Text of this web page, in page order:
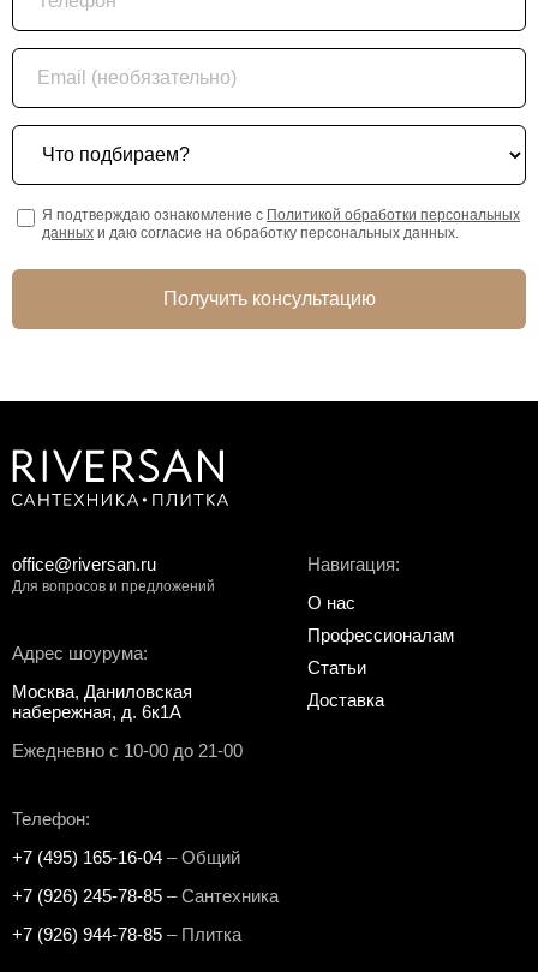
Email (необязательно)
Что подбираем?
Я подтверждаю ознакомление с Политикой обработки персональных
данных и даю согласие на обработку персональных данных.
Получить консультацию
Адрес шоурума:
Москва, Даниловская
набережная, д. 6к1А
Ежедневно с 10-00 до 21-00
Телефон:
+7 (495) 165-16-04 – Общий
+7 (926) 245-78-85 – Сантехника
+7 (926) 944-78-85 – Плитка
Навигация:
О нас
Профессионалам
Статьи
Доставка
office@riversan.ru
Для вопросов и предложений